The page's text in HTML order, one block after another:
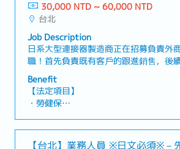
【公司福利】
・三節獎金
・獎金：依公司業績及個人表現
・勞保費補助
・優於勞基法之有薪假
・團保及企業年金（全額公司補助）
・員工教育訓練
・相關專業證照加給
・不定時聚餐
・遠端居家上班
・彈性上下班
30,000 NTD ~ 60,000 NTD
台北
Job Description
日系大型連接器製造商正在招募負責外
職！首先負責既有客戶的跟進銷售，後
發新客戶。客戶皆為大型電腦製造商！
容】・負責ICT、汽車及工業設備領域電
B2B業務・管理產品專案進度・管理客戶
FCST・預估每月業績數字，追蹤目標達
理及對應客戶客訴・與總公司召開會議
備等多個具成長性的產業領域。・可累
Benefit
【法定項目】
・勞健保
・各種休假（特別休假、婚假、喪假、
假、陪產假、產假、育嬰假）
【台北】業務人員 ※日文必須※－